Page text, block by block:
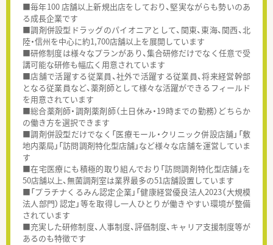
■毎年100 店舗以上新規出店をしており、堅実ながらも勢いのあ
る成長企業です
■調剤併設型ドラッグのパイオニアとして、関東、東海、関西、北
陸・信州を中心に約1,700店舗以上を展開しています
■研修制度は様々なプランがあり、集合研修だけでなく任意で受
講可能な研修も幅広く用意されています
■店舗で活躍する従業員、社外で活躍する従業員、将来経営幹部
となる従業員など、薬剤師として様々な活躍ができるフィールド
を用意されています
■総合薬剤師・調剤薬剤師（土日休み・19時までの勤務）どちらか
の働き方を選択できます
■調剤併設型だけでなく「医療モール・クリニック併設店舗」「敷
地内薬局」「訪問調剤特化型店舗」など様々な店舗を運営していま
す
■在宅医療にも積極的取り組んでおり「訪問調剤特化型店舗」を
50店舗以上、無菌調剤室は業界最多の51店舗設置しています
■「プラチナくるみん認定企業」「健康経営優良法人2023（大規模
法人部門）認定」等を取得し一人ひとりが働きやすい環境が整備
されています
■充実した研修制度、人事制度、評価制度、キャリア支援制度等が
あるのも特徴です